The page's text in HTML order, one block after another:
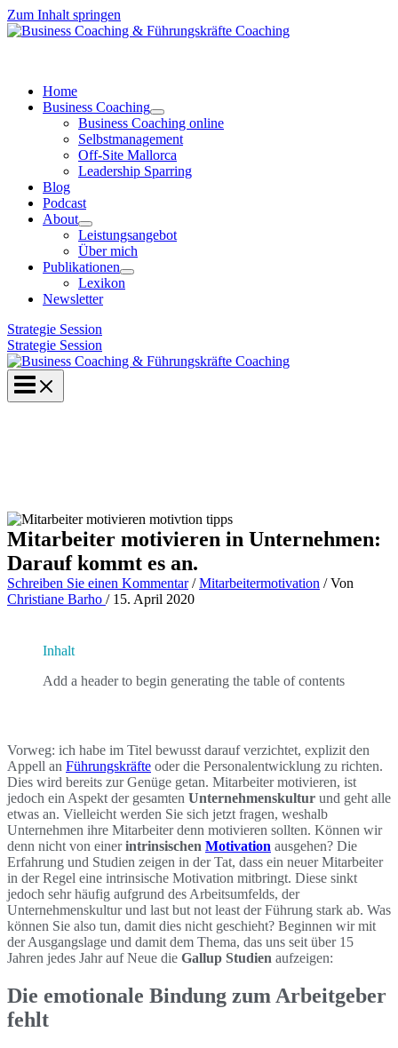
Zum Inhalt springen
Home
Business Coaching
Business Coaching online
Selbstmanagement
Off-Site Mallorca
Leadership Sparring
Blog
Podcast
About
Leistungsangebot
Über mich
Publikationen
Lexikon
Newsletter
Strategie Session
Strategie Session
Mitarbeiter motivieren in Unternehmen:
Darauf kommt es an.
Schreiben Sie einen Kommentar /Mitarbeitermotivation / Von
Christiane Barho / 15. April 2020
Inhalt
Add a header to begin generating the table of contents
Vorweg: ich habe im Titel bewusst darauf verzichtet, explizit den
Appell an Führungskräfte oder die Personalentwicklung zu richten.
Dies wird bereits zur Genüge getan. Mitarbeiter motivieren, ist
jedoch ein Aspekt der gesamten Unternehmenskultur und geht alle
etwas an. Vielleicht werden Sie sich jetzt fragen, weshalb
Unternehmen ihre Mitarbeiter denn motivieren sollten. Können wir
denn nicht von einerintrinsischen Motivation ausgehen? Die
Erfahrung und Studien zeigen in der Tat, dass ein neuer Mitarbeiter
in der Regel eine intrinsische Motivation mitbringt. Diese sinkt
jedoch sehr häufig aufgrund des Arbeitsumfelds, der
Unternehmenskultur und last but not least der Führung stark ab. Was
können Sie also tun, damit dies nicht geschieht? Beginnen wir mit
der Ausgangslage und damit dem Thema, das uns seit über 15
Jahren jedes Jahr auf Neue die Gallup Studien aufzeigen:
Die emotionale Bindung zum Arbeitgeber
fehlt